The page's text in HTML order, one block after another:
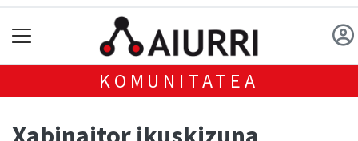
KOMUNITATEA